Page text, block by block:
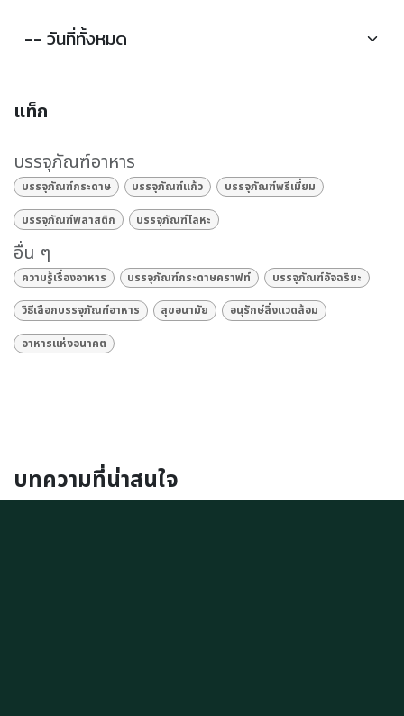
แท็ก
บรรจุภัณฑ์อาหาร
บรรจุภัณฑ์กระดาษ บรรจุภัณฑ์แก้ว บรรจุภัณฑ์พรีเมี่ยม
บรรจุภัณฑ์พลาสติก บรรจุภัณฑ์โลหะ
อื่น ๆ
ความรู้เรื่องอาหาร บรรจุภัณฑ์กระดาษคราฟท์ บรรจุภัณฑ์อัจฉริยะ
วิธีเลือกบรรจุภัณฑ์อาหาร สุขอนามัย อนุรักษ์สิ่งแวดล้อม
อาหารแห่งอนาคต
บทความที่น่าสนใจ